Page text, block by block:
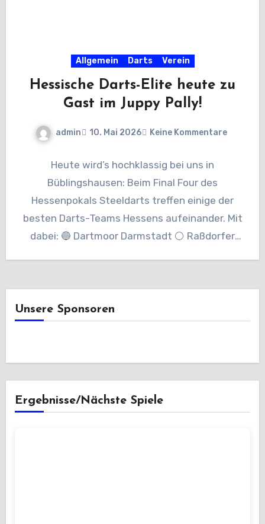
Allgemein Darts Verein
Hessische Darts-Elite heute zu
Gast im Juppy Pally!
admin 10. Mai 2026 Keine Kommentare
Heute wird’s hochklassig bei uns in
Büblingshausen: Beim Final Four des
Hessenpokals Steeldarts treffen einige der
besten Darts-Teams Hessens aufeinander. Mit
dabei: 🔵 Dartmoor Darmstadt ⚪ Raßdorfer
Unsere Sponsoren
Ergebnisse/Nächste Spiele